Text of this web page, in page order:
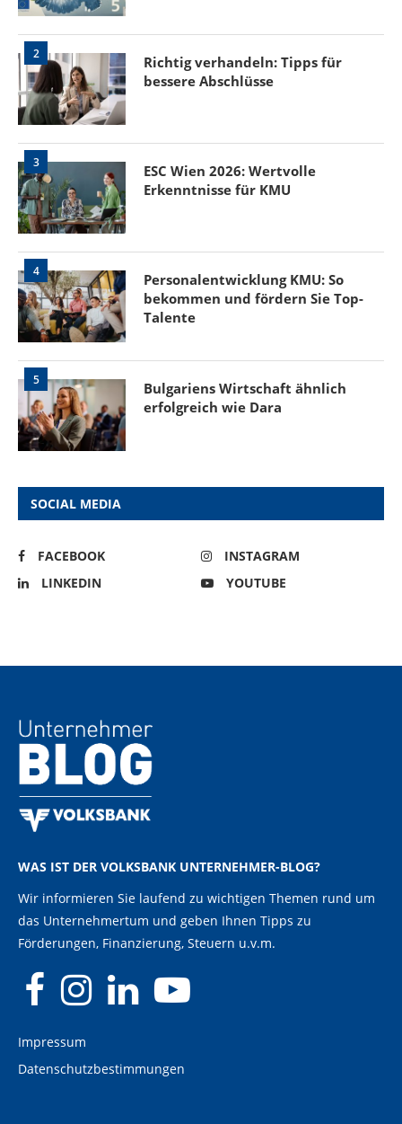
2
Richtig verhandeln: Tipps für
bessere Abschlüsse
3
ESC Wien 2026: Wertvolle
Erkenntnisse für KMU
4
Personalentwicklung KMU: So
bekommen und fördern Sie Top-
Talente
5
Bulgariens Wirtschaft ähnlich
erfolgreich wie Dara
SOCIAL MEDIA
FACEBOOK
INSTAGRAM
LINKEDIN
YOUTUBE
WAS IST DER VOLKSBANK UNTERNEHMER-BLOG?
Wir informieren Sie laufend zu wichtigen Themen rund um
das Unternehmertum und geben Ihnen Tipps zu
Förderungen, Finanzierung, Steuern u.v.m.
Impressum
Datenschutzbestimmungen